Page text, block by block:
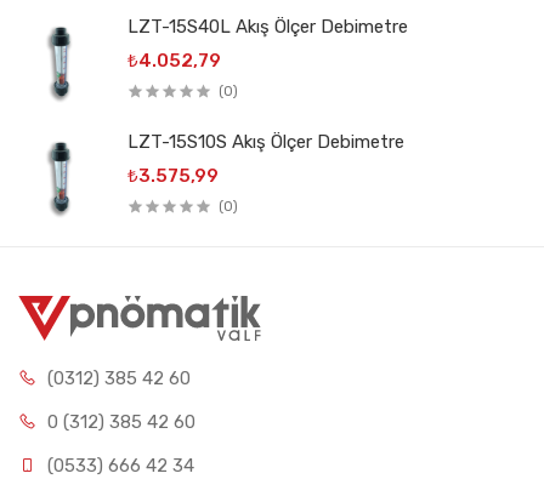
LZT-15S40L Akış Ölçer Debimetre
₺4.052,79
(0)
LZT-15S10S Akış Ölçer Debimetre
₺3.575,99
(0)
(0312) 385 42 60
0 (312) 385 42 60
(0533) 666 42 34